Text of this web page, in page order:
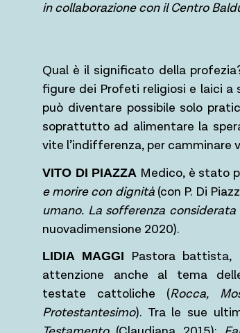
in collaborazione con il Centro
Qual è il significato della
figure dei Profeti religiosi e laici
può diventare possibile solo
soprattutto ad alimentare la
vite l’indifferenza, per camminare
VITO DI PIAZZA Medico, è stato
e morire con dignità(con P. Di
umano. La sofferenza
nuovadimensione 2020).
LIDIA MAGGI
Pastora battista,
attenzione anche al tema
testate cattoliche (Rocca,
Protestantesimo). Tra le sue